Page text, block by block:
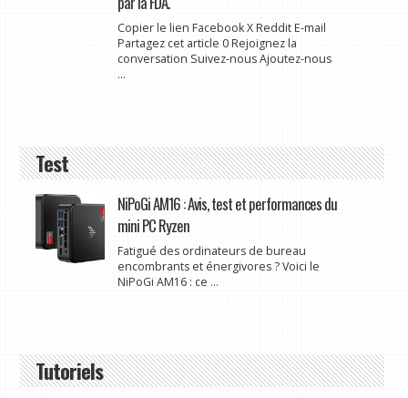
Copier le lien Facebook X Reddit E-mail
Partagez cet article 0 Rejoignez la
conversation Suivez-nous Ajoutez-nous
...
Test
NiPoGi AM16 : Avis, test et performances du
mini PC Ryzen
Fatigué des ordinateurs de bureau
encombrants et énergivores ? Voici le
NiPoGi AM16 : ce ...
Tutoriels